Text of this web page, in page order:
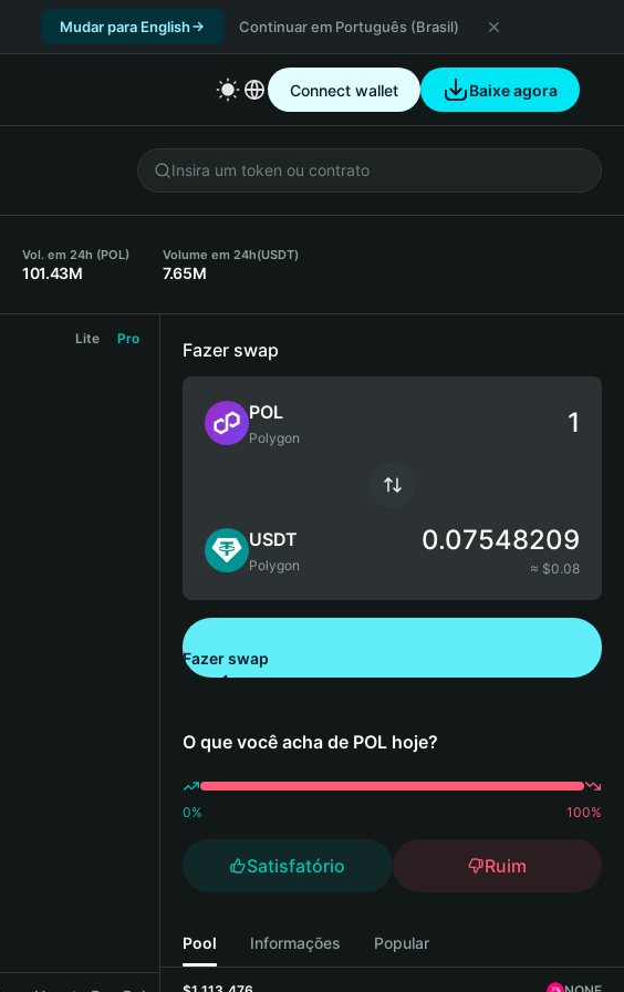
Mudar para English Continuar em Português (Brasil)
Connect wallet Baixe agora
Vol. em 24h (POL)
101.43M
Volume em 24h(USDT)
7.65M
Lite Pro
Fazer swap
POL
Polygon
USDT
Polygon
0.07548209
≈ $0.08
Fazer swap
O que você acha de POL hoje?
0% 100%
Satisfatório Ruim
Pool Informações Popular